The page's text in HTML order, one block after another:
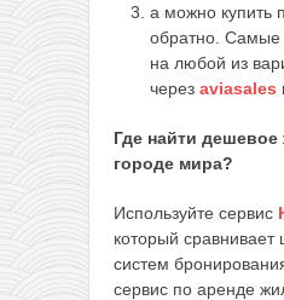
а можно купить
обратно.
на любой из
через aviasales
Где найти
городе мира?
Используйте сервис
который сравнивает
систем
сервис по аренде